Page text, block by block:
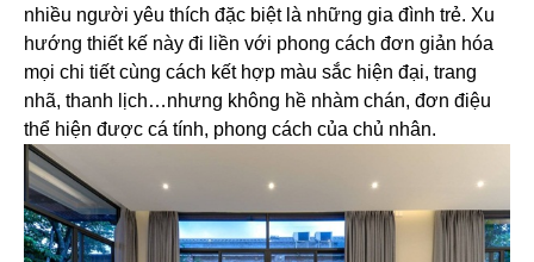
nhiều người yêu thích đặc biệt là những gia đình trẻ. Xu
hướng thiết kế này đi liền với phong cách đơn giản hóa
mọi chi tiết cùng cách kết hợp màu sắc hiện đại, trang
nhã, thanh lịch…nhưng không hề nhàm chán, đơn điệu
thể hiện được cá tính, phong cách của chủ nhân.